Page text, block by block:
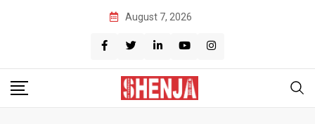
August 7, 2026